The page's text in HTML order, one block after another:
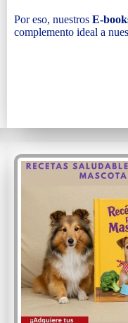
Por eso, nuestros E-
complemento ideal a